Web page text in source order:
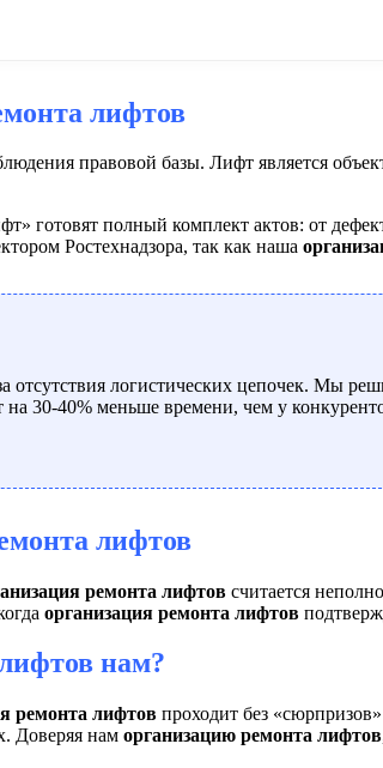
лифтов
правовой базы. Лифт является
готовят полный комплект актов: от
Ростехнадзора, так как наша
отсутствия логистических цепочек. Мы
на 30-40% меньше времени, чем у
лифтов
ремонта лифтов считается
организация ремонта лифтов
нам?
ремонта лифтов проходит без
Доверяя нам организацию ремонта лифтов